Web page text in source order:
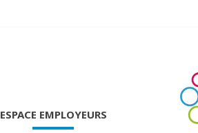
ESPACE EMPLOYEURS